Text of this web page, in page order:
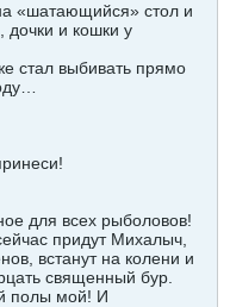
«шатающийся» стол и
и кошки у
стал выбивать прямо
для всех рыболовов!
придут Михалыч,
встанут на колени и
священный бур.
полы мой! И